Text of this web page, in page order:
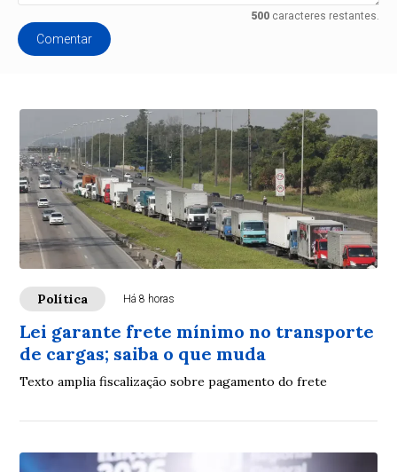
500caracteres restantes.
Comentar
Política Há 8 horas
Lei garante frete mínimo no transporte
de cargas; saiba o que muda
Texto amplia fiscalização sobre pagamento do frete